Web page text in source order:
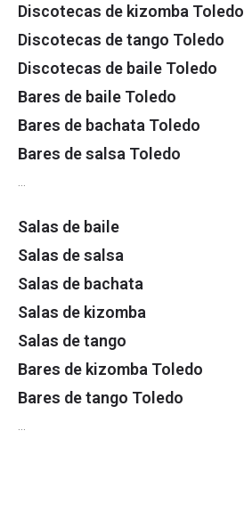
Discotecas de kizomba Toledo
Discotecas de tango Toledo
Discotecas de baile Toledo
Bares de baile Toledo
Bares de bachata Toledo
Bares de salsa Toledo
Salas de baile
Salas de salsa
Salas de bachata
Salas de kizomba
Salas de tango
Bares de kizomba Toledo
Bares de tango Toledo